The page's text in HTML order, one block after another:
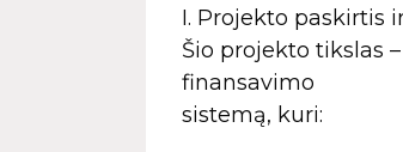
I. Projekto paskirtis
Šio projekto tikslas
finansavimo
sistemą, kuri: